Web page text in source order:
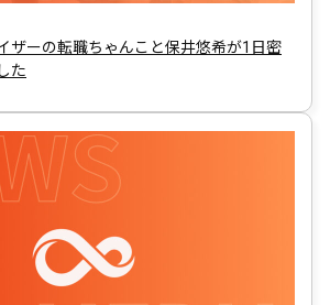
ザーの転職ちゃんこと保井悠希が1日密
た